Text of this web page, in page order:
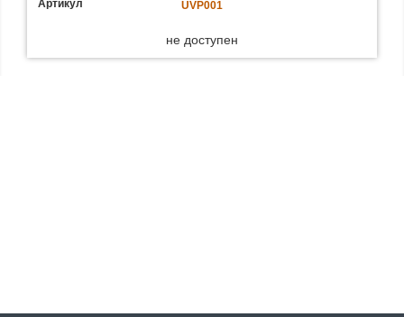
Артикул UVP001
не доступен